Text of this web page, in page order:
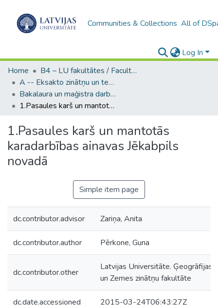
Communities & Collections All of
Log In
Home
B4 – LU fakultātes / Faculties of the UL
A -- Eksakto zinātņu un tehnoloģiju fakultāte / Faculty of Science and Technology
Bakalaura un maģistra darbi (EZTF) / Bachelor's and Master's theses
1.Pasaules karš un mantotās karadarbības ainavas Jēkabpils novadā
1.Pasaules karš un mantotās
karadarbības ainavas Jēkabpils
novadā
Simple item page
dc.contributor.advisor Zariņa, Anita
dc.contributor.author Pērkone, Guna
dc.contributor.other
Latvijas Universitāte. Ģeogrāfijas
un Zemes zinātņu fakultāte
dc.date.accessioned 2015-03-24T06:43:27Z